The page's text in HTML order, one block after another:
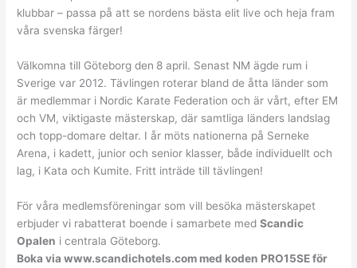
klubbar – passa på att se nordens bästa elit live och heja fram
våra svenska färger!
Välkomna till Göteborg den 8 april. Senast NM ägde rum i
Sverige var 2012. Tävlingen roterar bland de åtta länder som
är medlemmar i Nordic Karate Federation och är vårt, efter EM
och VM, viktigaste mästerskap, där samtliga länders landslag
och topp-domare deltar. I år möts nationerna på Serneke
Arena, i kadett, junior och senior klasser, både individuellt och
lag, i Kata och Kumite. Fritt inträde till tävlingen!
För våra medlemsföreningar som vill besöka mästerskapet
erbjuder vi rabatterat boende i samarbete medScandic
Opalen i centrala Göteborg.
Boka via www.scandichotels.com med koden PRO15SE för